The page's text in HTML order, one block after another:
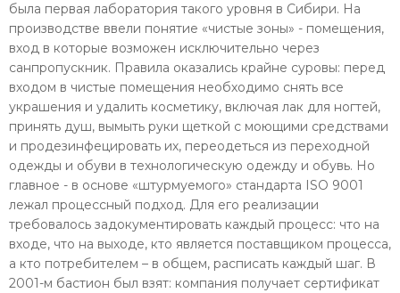
была первая лаборатория такого уровня в Сибири. На
производстве ввели понятие «чистые зоны» - помещения,
вход в которые возможен исключительно через
санпропускник. Правила оказались крайне суровы: перед
входом в чистые помещения необходимо снять все
украшения и удалить косметику, включая лак для ногтей,
принять душ, вымыть руки щеткой с моющими средствами
и продезинфецировать их, переодеться из переходной
одежды и обуви в технологическую одежду и обувь. Но
главное - в основе «штурмуемого» стандарта ISO 9001
лежал процессный подход. Для его реализации
требовалось задокументировать каждый процесс: что на
входе, что на выходе, кто является поставщиком процесса,
а кто потребителем – в общем, расписать каждый шаг. В
2001-м бастион был взят: компания получает сертификат